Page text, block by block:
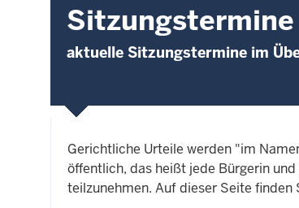
Sitzungstermine
aktuelle Sitzungstermine im
Gerichtliche Urteile werden "im
öffentlich, das heißt jede Bürgerin
teilzunehmen. Auf dieser Seite